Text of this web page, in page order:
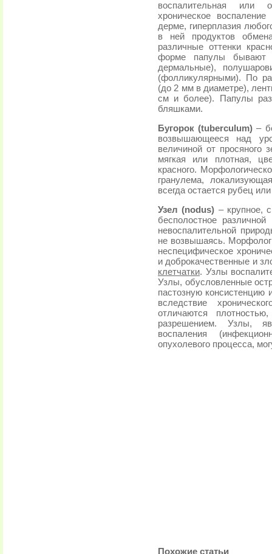
воспалительная или
хроническое
дерме, гиперплазия
в ней продуктов
различные оттенки
форме папулы бывают
дермальные),
(фолликулярными). По
(до 2 мм в диаметре),
см и более). Папулы
бляшками.
Бугорок (tuberculum) –
возвышающееся над
величиной от просяного
мягкая или плотная,
красного.
гранулема,
всегда остается рубец
Узел (nodus) – крупное,
бесполостное
невоспалительной
не возвышаясь.
неспецифическое
и доброкачественные и
клетчатки. Узлы
Узлы, обусловленные
пастозную
вследствие
отличаются
разрешением. Узлы,
воспаления
опухолевого процесса,
Похожие статьи